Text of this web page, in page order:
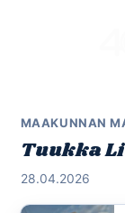
MAAKUNNAN
Tuukka
28.04.2026